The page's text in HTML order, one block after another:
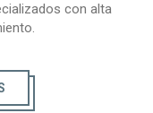
con alta